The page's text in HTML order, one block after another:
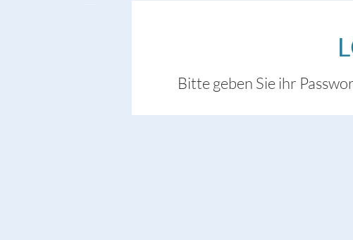
Bitte geben Sie ihr